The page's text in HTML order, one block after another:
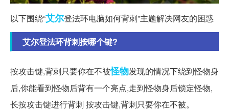
以下围绕“艾尔登法环电脑如何背刺”主题解决网友的困惑
艾尔登法环背刺按哪个键?
按攻击键,背刺只要你在不被怪物发现的情况下绕到怪物身
后,你能看到怪物后背有一个亮点,走到怪物身后锁定怪物,
长按攻击键进行背刺 按攻击键,背刺只要你在不被。